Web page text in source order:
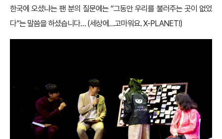
한국에 오셨냐는 팬 분의 질문에는 “그동안 우리를 불러주는 곳이 없었
다”는 말씀을 하셨습니다… (세상에…고마워요. X-PLANET!)